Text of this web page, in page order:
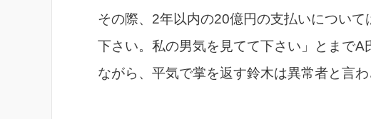
その際、2年以内の20億円の支払いについ
下さい。私の男気を見てて下さい」とまで
ながら、平気で掌を返す鈴木は異常者と言わ